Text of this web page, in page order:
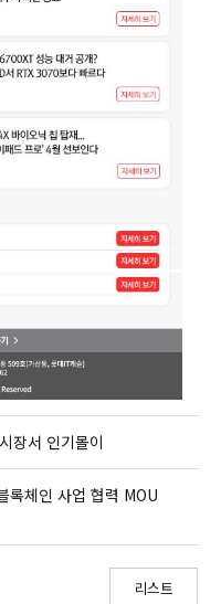
장서 인기몰이
록체인 사업 협력 MOU
리스트